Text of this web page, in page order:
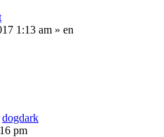
1:13 am » en
dogdark
pm